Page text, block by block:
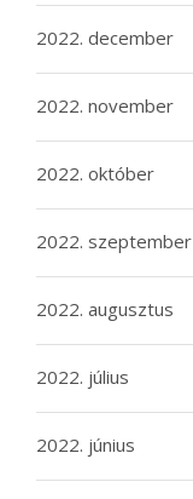
2022. december
2022. november
2022. október
2022. szeptember
2022. augusztus
2022. július
2022. június